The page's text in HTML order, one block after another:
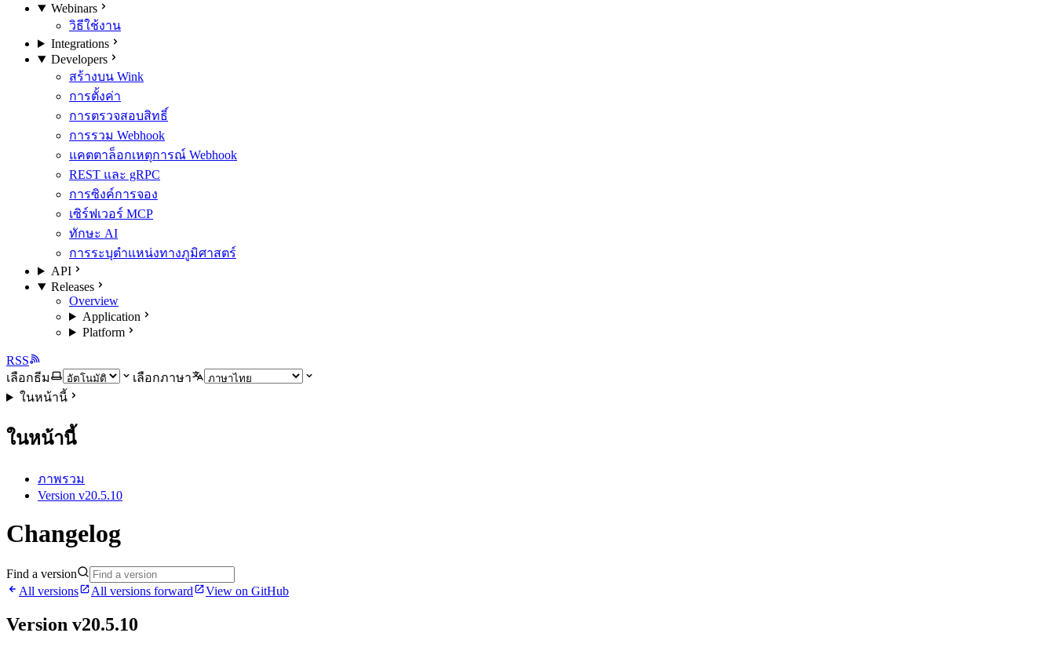
Webinars
วิธีใช้งาน
Integrations
Developers
สร้างบน Wink
การตั้งค่า
การตรวจสอบสิทธิ์
การรวม Webhook
แคตตาล็อกเหตุการณ์ Webhook
REST และ gRPC
การซิงค์การจอง
เซิร์ฟเวอร์ MCP
ทักษะ AI
การระบุตำแหน่งทางภูมิศาสตร์
API
Releases
Overview
Application
Platform
RSS
เลือกธีม
เลือกภาษา
ในหน้านี้
ในหน้านี้
ภาพรวม
Version v20.5.10
Changelog
Find a version
All versions
All versions forward View on GitHub
Version v20.5.10